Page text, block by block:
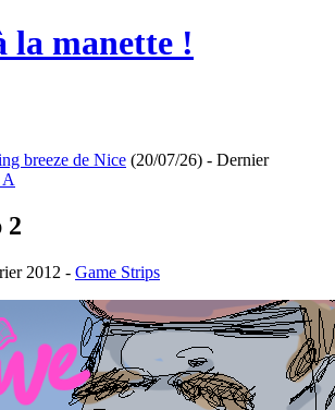
la manette !
breeze de Nice (20/07/26) - Dernier
A
2
2012 - Game Strips